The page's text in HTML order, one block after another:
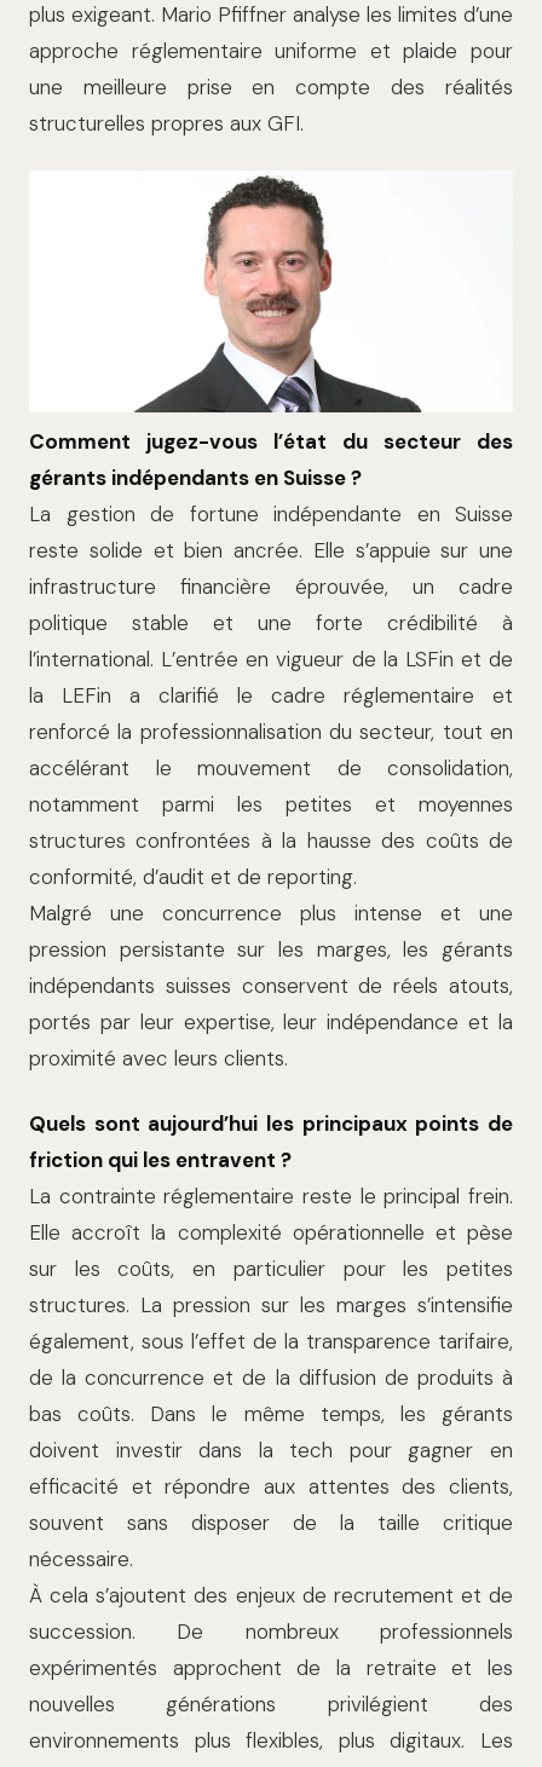
plus exigeant. Mario Pfiffner analyse les limites d’une
approche réglementaire uniforme et plaide pour
une meilleure prise en compte des réalités
structurelles propres aux GFI.
Comment jugez-vous l’état du secteur des
gérants indépendants en Suisse ?
La gestion de fortune indépendante en Suisse
reste solide et bien ancrée. Elle s’appuie sur une
infrastructure financière éprouvée, un cadre
politique stable et une forte crédibilité à
l’international. L’entrée en vigueur de la LSFin et de
la LEFin a clarifié le cadre réglementaire et
renforcé la professionnalisation du secteur, tout en
accélérant le mouvement de consolidation,
notamment parmi les petites et moyennes
structures confrontées à la hausse des coûts de
conformité, d’audit et de reporting.
Malgré une concurrence plus intense et une
pression persistante sur les marges, les gérants
indépendants suisses conservent de réels atouts,
portés par leur expertise, leur indépendance et la
proximité avec leurs clients.
Quels sont aujourd’hui les principaux points de
friction qui les entravent ?
La contrainte réglementaire reste le principal frein.
Elle accroît la complexité opérationnelle et pèse
sur les coûts, en particulier pour les petites
structures. La pression sur les marges s’intensifie
également, sous l’effet de la transparence tarifaire,
de la concurrence et de la diffusion de produits à
bas coûts. Dans le même temps, les gérants
doivent investir dans la tech pour gagner en
efficacité et répondre aux attentes des clients,
souvent sans disposer de la taille critique
nécessaire.
À cela s’ajoutent des enjeux de recrutement et de
succession. De nombreux professionnels
expérimentés approchent de la retraite et les
nouvelles générations privilégient des
environnements plus flexibles, plus digitaux. Les